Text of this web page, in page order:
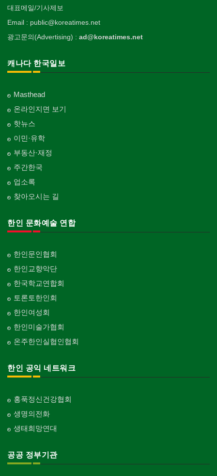
대표메일/기사제보
Email : public@koreatimes.net
광고문의(Advertising) : ad@koreatimes.net
캐나다 한국일보
Masthead
온라인지면 보기
핫뉴스
이민·유학
부동산·재정
주간한국
업소록
찾아오시는 길
한인 문화예술 연합
한인문인협회
한인교향악단
한국학교연합회
토론토한인회
한인여성회
한인미술가협회
온주한인실협인협회
한인 공익 네트워크
홍푹정신건강협회
생명의전화
생태희망연대
공공 정부기관